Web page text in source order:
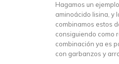
Hagamos un
aminoácido lisina, y
combinamos estos
consiguiendo como
combinación ya es
con garbanzos y